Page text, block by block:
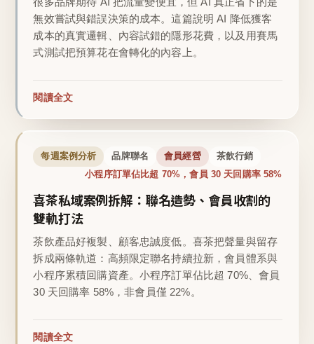
無效嘗試與錯誤決策的成本。這篇說明 AI 降低獲客
成本的真實邏輯、內容試錯的隱形花費，以及用賽馬
式測試把預算花在會轉化的內容上。
閱讀全文
每週案例分析 品牌聯名 會員經營 茶飲行銷
小程序訂單佔比超 70%，會員 30 天回購率 58%
喜茶私域案例拆解：聯名造勢、會員收割的
雙軌打法
茶飲產品好複製、顧客忠誠度低。喜茶把聲量與留存
拆成兩條軌道：高頻限定聯名持續拉新，會員體系與
小程序累積回購資產。小程序訂單佔比超 70%、會員
30 天回購率 58%，非會員僅 22%。
閱讀全文